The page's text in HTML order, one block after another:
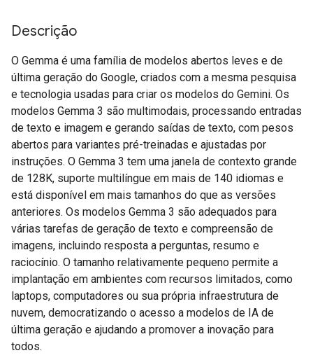
Descrição
O Gemma é uma família de modelos abertos leves e de
última geração do Google, criados com a mesma pesquisa
e tecnologia usadas para criar os modelos do Gemini. Os
modelos Gemma 3 são multimodais, processando entradas
de texto e imagem e gerando saídas de texto, com pesos
abertos para variantes pré-treinadas e ajustadas por
instruções. O Gemma 3 tem uma janela de contexto grande
de 128K, suporte multilíngue em mais de 140 idiomas e
está disponível em mais tamanhos do que as versões
anteriores. Os modelos Gemma 3 são adequados para
várias tarefas de geração de texto e compreensão de
imagens, incluindo resposta a perguntas, resumo e
raciocínio. O tamanho relativamente pequeno permite a
implantação em ambientes com recursos limitados, como
laptops, computadores ou sua própria infraestrutura de
nuvem, democratizando o acesso a modelos de IA de
última geração e ajudando a promover a inovação para
todos.